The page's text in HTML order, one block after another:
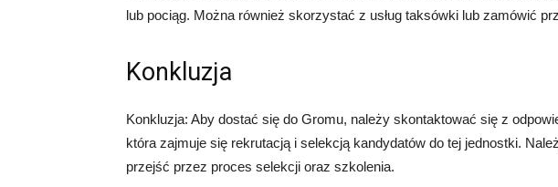
lub pociąg. Można również skorzystać z usług taksówki lub zamówić
Konkluzja
Konkluzja: Aby dostać się do Gromu, należy skontaktować się z
która zajmuje się rekrutacją i selekcją kandydatów do tej jednostki.
przejść przez proces selekcji oraz szkolenia.